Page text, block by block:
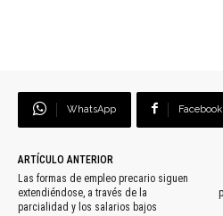
WhatsApp Facebook
ARTÍCULO ANTERIOR
Las formas de empleo precario siguen
extendiéndose, a través de la
parcialidad y los salarios bajos